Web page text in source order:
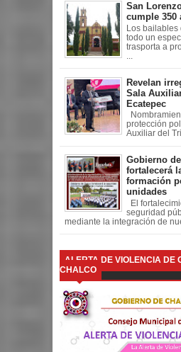
San
cumple 350
Los
todo un
trasporta a
Revelan
Sala
Ecatepec
protección
Auxiliar del
Gobierno
fortalecerá
formación
unidades
El
seguridad
mediante la integración de
ALERTA DE VIOLENCIA DE
CHALCO